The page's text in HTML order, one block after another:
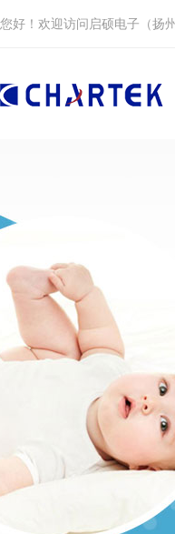
您好！欢迎访问启硕电子（扬